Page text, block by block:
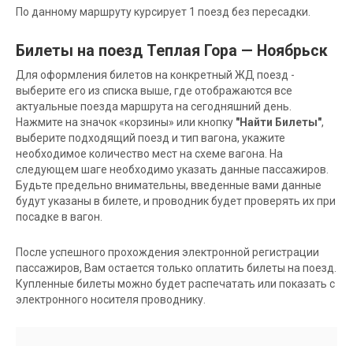
По данному маршруту курсирует 1 поезд без пересадки.
Билеты на поезд Теплая Гора — Ноябрьск
Для оформления билетов на конкретный ЖД поезд -
выберите его из списка выше, где отображаются все
актуальные поезда маршрута на сегодняшний день.
Нажмите на значок «корзины» или кнопку "Найти Билеты",
выберите подходящий поезд и тип вагона, укажите
необходимое количество мест на схеме вагона. На
следующем шаге необходимо указать данные пассажиров.
Будьте предельно внимательны, введенные вами данные
будут указаны в билете, и проводник будет проверять их при
посадке в вагон.
После успешного прохождения электронной регистрации
пассажиров, Вам остается только оплатить билеты на поезд.
Купленные билеты можно будет распечатать или показать с
электронного носителя проводнику.